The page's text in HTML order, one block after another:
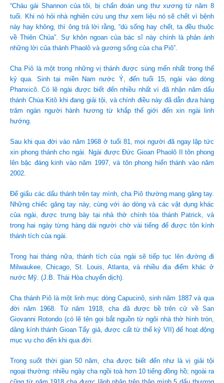
“Cháu gái Shannon của tôi, bị chẩn đoán ung thư xương từ năm 8
tuổi. Khi nó hỏi nhà nghiên cứu ung thư xem liệu nó sẽ chết vì bệnh
này hay không, thì ông trả lời rằng, “dù sống hay chết, ta đều thuộc
về Thiên Chúa”. Sự khôn ngoan của bác sĩ này chính là phản ánh
những lời của thánh Phaolô và gương sống của cha Piô”.
Cha Piô là một trong những vị thánh được sùng mến nhất trong thế
kỷ qua. Sinh tại miền Nam nước Ý, đến tuổi 15, ngài vào dòng
Phanxicô. Có lẽ ngài được biết đến nhiều nhất vì đã nhận năm dấu
thánh Chúa Kitô khi đang giải tội, và chính điều này đã dẫn đưa hàng
trăm ngàn người hành hương từ khắp thế giới đến xin ngài linh
hướng.
Sau khi qua đời vào năm 1968 ở tuổi 81, mọi người đã ngay lập tức
xin phong thánh cho ngài. Ngài được Đức Gioan Phaolô II tôn phong
lên bậc đáng kinh vào năm 1997, và tôn phong hiển thánh vào năm
2002.
Để giấu các dấu thánh trên tay mình, cha Piô thường mang găng tay.
Những chiếc găng tay này, cùng với áo dòng và các vật dụng khác
của ngài, được trưng bày tại nhà thờ chính tòa thánh Patrick, và
trong hai ngày từng hàng dài người chờ vài tiếng để được tôn kính
thánh tích của ngài.
Trong hai tháng nữa, thánh tích của ngài sẽ tiếp tục lên đường đi
Milwaukee, Chicago, St. Louis, Atlanta, và nhiều địa điểm khác ở
nước Mỹ. (J.B. Thái Hòa chuyển dịch).
Cha thánh Piô là một linh mục dòng Capucinô, sinh năm 1887 và qua
đời năm 1968. Từ năm 1918, cha đã được bề trên cử về San
Giovanni Rotondo (có lẽ tên gọi bắt nguồn từ ngôi nhà thờ hình tròn,
dâng kính thánh Gioan Tẩy giả, được cất từ thế kỷ VII) để hoạt động
mục vụ cho đến khi qua đời.
Trong suốt thời gian 50 năm, cha được biết đến như là vị giải tội
ngoại thường: nhiều ngày cha ngồi toà hơn 10 tiếng đồng hồ; ngoài ra